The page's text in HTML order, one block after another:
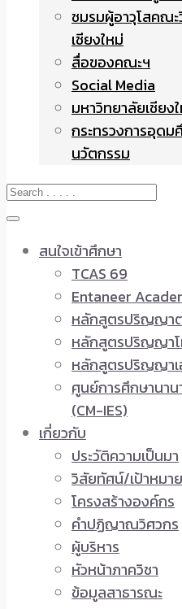
ชมรมผู้อาวุโสคณ
เชียงใหม่
สื่อของคณะฯ
Social Media
มหาวิทยาลัยเชียง
กระทรวงการอุดม
นวัตกรรม
สนใจเข้าศึกษา
TCAS 69
Entaneer
หลักสูตรปริญญา
หลักสูตรปริญญา
หลักสูตรปริญญา
ศูนย์การศึกษานา
(CM-IES)
เกี่ยวกับ
ประวัติความเป็นมา
วิสัยทัศน์/เป้าหม
โครงสร้างองค์กร
คำปฏิญาณวิศวกร
ผู้บริหาร
หัวหน้าภาควิชา
ข้อมูลสาธารณะ